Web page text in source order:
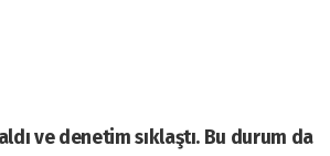
ve denetim sıklaştı. Bu durum da